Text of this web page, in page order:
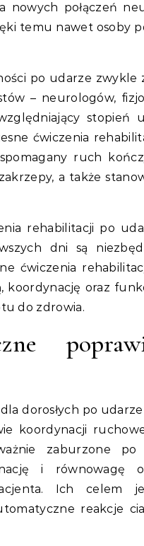
nowych połączeń
temu nawet osoby
po udarze zwykle
– neurologów,
stopień
ćwiczenia
ruch
a także
rehabilitacji po
dni są
ćwiczenia
koordynację oraz
do zdrowia.
dorosłych po
koordynacji
zaburzone po
i równowagę
Ich celem
reakcje